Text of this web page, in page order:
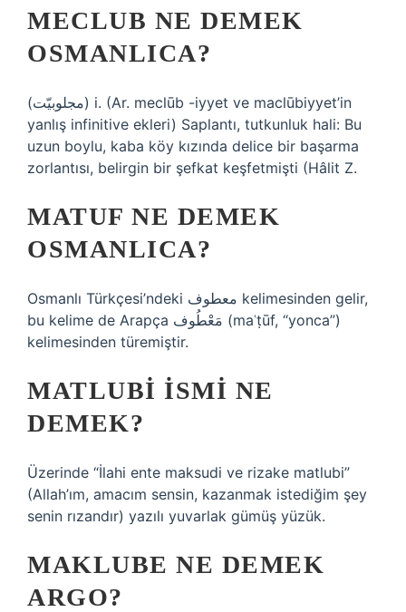
MECLUB NE DEMEK
OSMANLICA?
(ﻣﺠﻠﻮﺑﻴّﺖ) i. (Ar. meclūb -iyyet ve maclūbiyyet’in
yanlış infinitive ekleri) Saplantı, tutkunluk hali: Bu
uzun boylu, kaba köy kızında delice bir başarma
zorlantısı, belirgin bir şefkat keşfetmişti (Hâlit Z.
MATUF NE DEMEK
OSMANLICA?
Osmanlı Türkçesi’ndeki معطوف‎ kelimesinden gelir,
bu kelime de Arapça مَعْطُوف‎ (maʿṭūf, “yonca”)
kelimesinden türemiştir.
MATLUBI ISMI NE
DEMEK?
Üzerinde “İlahi ente maksudi ve rizake matlubi”
(Allah’ım, amacım sensin, kazanmak istediğim şey
senin rızandır) yazılı yuvarlak gümüş yüzük.
MAKLUBE NE DEMEK
ARGO?